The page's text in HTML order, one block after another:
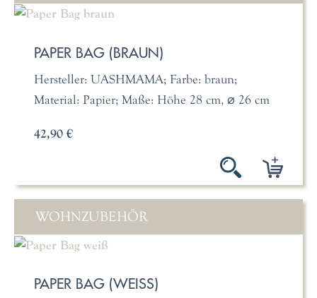
PAPER BAG (BRAUN)
Hersteller: UASHMAMA; Farbe: braun;
Material: Papier; Maße: Höhe 28 cm, ⌀ 26 cm
42,90 €
WOHNZUBEHÖR
PAPER BAG (WEISS)